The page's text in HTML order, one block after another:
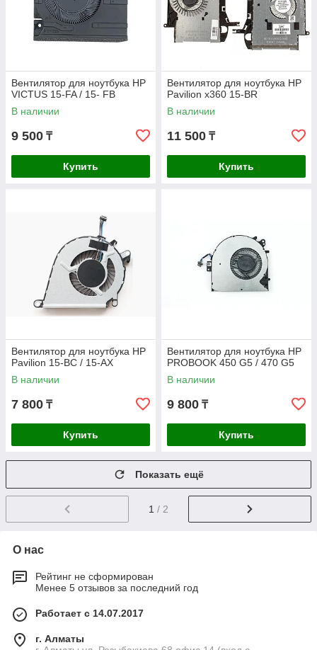
Вентилятор для ноутбука HP
VICTUS 15-FA / 15- FB
В наличии
9 500 ₸
Купить
Вентилятор для ноутбука HP
Pavilion x360 15-BR
В наличии
11 500 ₸
Купить
Вентилятор для ноутбука HP
Pavilion 15-BC / 15-AX
В наличии
7 800 ₸
Купить
Вентилятор для ноутбука HP
PROBOOK 450 G5 / 470 G5
В наличии
9 800 ₸
Купить
Показать ещё
1 / 2
О нас
Рейтинг не сформирован
Менее 5 отзывов за последний год
Работает с 14.07.2017
г. Алматы